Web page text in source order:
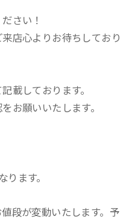
さい！
店心よりお待ちしており
載しております。
お願いいたします。
ます。
段が変動いたします。予